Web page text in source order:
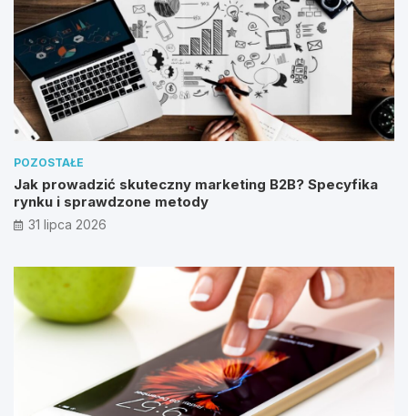
POZOSTAŁE
Jak prowadzić skuteczny marketing B2B? Specyfika
rynku i sprawdzone metody
31 lipca 2026